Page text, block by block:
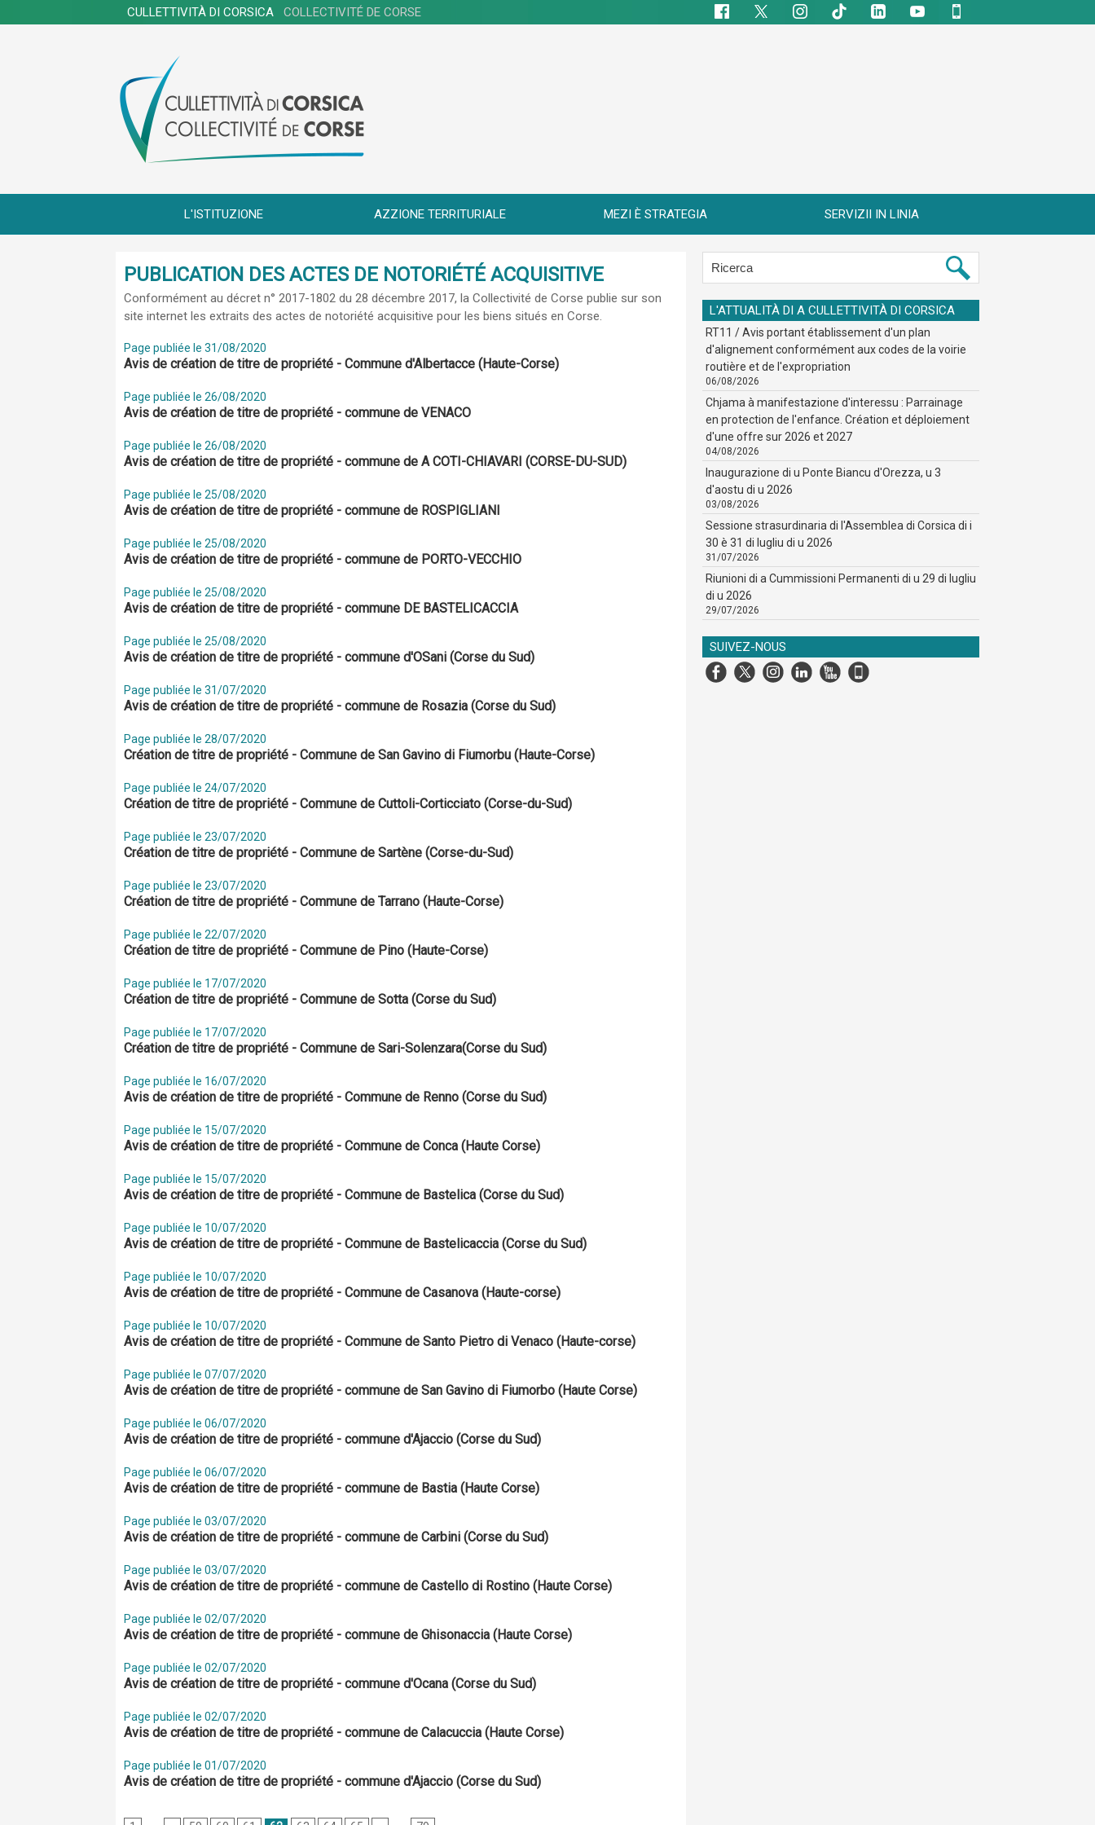
CULLETTIVITÀ DI CORSICA COLLECTIVITÉ DE CORSE
L'ISTITUZIONE AZZIONE TERRITURIALE MEZI È STRATEGIA SERVIZII IN LINIA
PUBLICATION DES ACTES DE NOTORIÉTÉ ACQUISITIVE
Conformément au décret n° 2017-1802 du 28 décembre 2017, la Collectivité de Corse publie sur son
site internet les extraits des actes de notoriété acquisitive pour les biens situés en Corse.
Page publiée le 31/08/2020
Avis de création de titre de propriété - Commune d'Albertacce (Haute-Corse)
Page publiée le 26/08/2020
Avis de création de titre de propriété - commune de VENACO
Page publiée le 26/08/2020
Avis de création de titre de propriété - commune de A COTI-CHIAVARI (CORSE-DU-SUD)
Page publiée le 25/08/2020
Avis de création de titre de propriété - commune de ROSPIGLIANI
Page publiée le 25/08/2020
Avis de création de titre de propriété - commune de PORTO-VECCHIO
Page publiée le 25/08/2020
Avis de création de titre de propriété - commune DE BASTELICACCIA
Page publiée le 25/08/2020
Avis de création de titre de propriété - commune d'OSani (Corse du Sud)
Page publiée le 31/07/2020
Avis de création de titre de propriété - commune de Rosazia (Corse du Sud)
Page publiée le 28/07/2020
Création de titre de propriété - Commune de San Gavino di Fiumorbu (Haute-Corse)
Page publiée le 24/07/2020
Création de titre de propriété - Commune de Cuttoli-Corticciato (Corse-du-Sud)
Page publiée le 23/07/2020
Création de titre de propriété - Commune de Sartène (Corse-du-Sud)
Page publiée le 23/07/2020
Création de titre de propriété - Commune de Tarrano (Haute-Corse)
Page publiée le 22/07/2020
Création de titre de propriété - Commune de Pino (Haute-Corse)
Page publiée le 17/07/2020
Création de titre de propriété - Commune de Sotta (Corse du Sud)
Page publiée le 17/07/2020
Création de titre de propriété - Commune de Sari-Solenzara(Corse du Sud)
Page publiée le 16/07/2020
Avis de création de titre de propriété - Commune de Renno (Corse du Sud)
Page publiée le 15/07/2020
Avis de création de titre de propriété - Commune de Conca (Haute Corse)
Page publiée le 15/07/2020
Avis de création de titre de propriété - Commune de Bastelica (Corse du Sud)
Page publiée le 10/07/2020
Avis de création de titre de propriété - Commune de Bastelicaccia (Corse du Sud)
Page publiée le 10/07/2020
Avis de création de titre de propriété - Commune de Casanova (Haute-corse)
Page publiée le 10/07/2020
Avis de création de titre de propriété - Commune de Santo Pietro di Venaco (Haute-corse)
Page publiée le 07/07/2020
Avis de création de titre de propriété - commune de San Gavino di Fiumorbo (Haute Corse)
Page publiée le 06/07/2020
Avis de création de titre de propriété - commune d'Ajaccio (Corse du Sud)
Page publiée le 06/07/2020
Avis de création de titre de propriété - commune de Bastia (Haute Corse)
Page publiée le 03/07/2020
Avis de création de titre de propriété - commune de Carbini (Corse du Sud)
Page publiée le 03/07/2020
Avis de création de titre de propriété - commune de Castello di Rostino (Haute Corse)
Page publiée le 02/07/2020
Avis de création de titre de propriété - commune de Ghisonaccia (Haute Corse)
Page publiée le 02/07/2020
Avis de création de titre de propriété - commune d'Ocana (Corse du Sud)
Page publiée le 02/07/2020
Avis de création de titre de propriété - commune de Calacuccia (Haute Corse)
Page publiée le 01/07/2020
Avis de création de titre de propriété - commune d'Ajaccio (Corse du Sud)
L'ATTUALITÀ DI A CULLETTIVITÀ DI CORSICA
RT11 / Avis portant établissement d'un plan
d'alignement conformément aux codes de la voirie
routière et de l'expropriation
06/08/2026
Chjama à manifestazione d'interessu : Parrainage
en protection de l'enfance. Création et déploiement
d'une offre sur 2026 et 2027
04/08/2026
Inaugurazione di u Ponte Biancu d'Orezza, u 3
d'aostu di u 2026
03/08/2026
Sessione strasurdinaria di l'Assemblea di Corsica di i
30 è 31 di lugliu di u 2026
31/07/2026
Riunioni di a Cummissioni Permanenti di u 29 di lugliu
di u 2026
29/07/2026
SUIVEZ-NOUS